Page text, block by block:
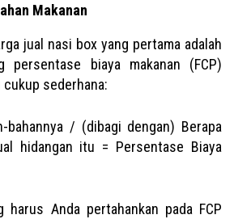
Makanan
jual nasi box yang pertama adalah
persentase biaya makanan (FCP)
cukup sederhana:
bahannya / (dibagi dengan) Berapa
hidangan itu = Persentase Biaya
harus Anda pertahankan pada FCP